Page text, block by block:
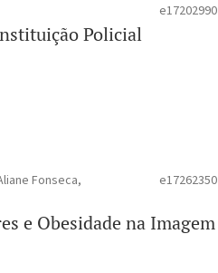
e17202990
Policial
Fonseca,
e17262350
e Obesidade na Imagem